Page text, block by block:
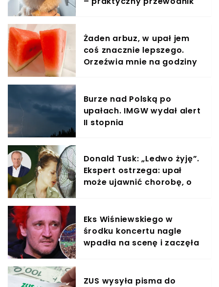
Żaden arbuz, w upał jem
coś znacznie lepszego.
Orzeźwia mnie na godziny
Burze nad Polską po
upałach. IMGW wydał alert
II stopnia
Donald Tusk: „Ledwo żyję”.
Ekspert ostrzega: upał
może ujawnić chorobę, o
Eks Wiśniewskiego w
środku koncertu nagle
wpadła na scenę i zaczęła
ZUS wysyła pisma do